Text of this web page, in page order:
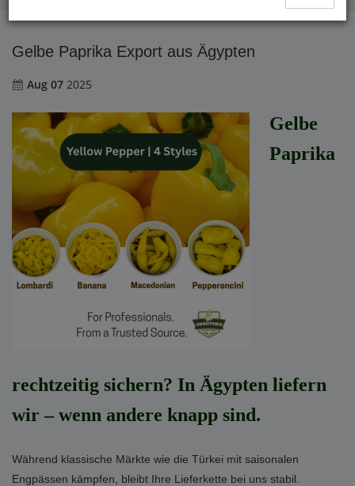
Gelbe Paprika Export aus Ägypten
Aug 07 2025
Gelbe
Paprika
rechtzeitig sichern? In Ägypten liefern
wir – wenn andere knapp sind.
Während klassische Märkte wie die Türkei mit saisonalen
Engpässen kämpfen, bleibt Ihre Lieferkette bei uns stabil.